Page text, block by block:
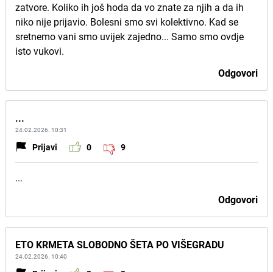
zatvore. Koliko ih još hoda da vo znate za njih a da ih
niko nije prijavio. Bolesni smo svi kolektivno. Kad se
sretnemo vani smo uvijek zajedno... Samo smo ovdje
isto vukovi.
Odgovori
...
24.02.2026. 10:31
Prijavi 0 9
...
Odgovori
ETO KRMETA SLOBODNO ŠETA PO VIŠEGRADU
24.02.2026. 10:40